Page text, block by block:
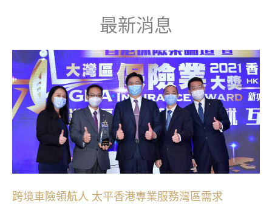
最新消息
跨境車險領航人 太平香港專業服務灣區需求